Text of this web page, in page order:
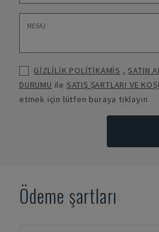
GİZLİLİK POLİTİKAMİS ,SATIN
DURUMU ile SATIŞ ŞARTLARI VE
etmek için lütfen buraya tıklayın
Ödeme şartları